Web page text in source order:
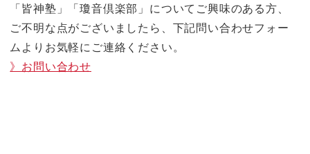
「皆神塾」「瓊音倶楽部」についてご興味のある方、
ご不明な点がございましたら、下記問い合わせフォー
ムよりお気軽にご連絡ください。
》お問い合わせ